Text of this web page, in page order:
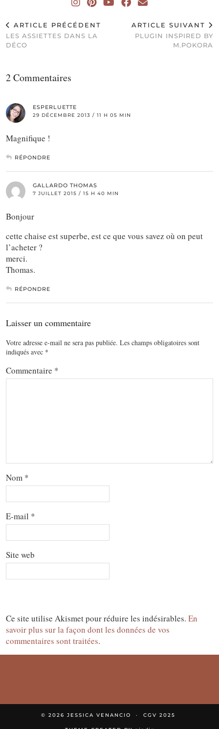
ARTICLE PRÉCÉDENT
LES ASSIETTES DANS LA
DÉCO
ARTICLE SUIVANT
PLUGIN INSPIRED BY
M.POKORA
2 Commentaires
ESPERLUETTE
29 DÉCEMBRE 2013 / 11 H 05 MIN
Magnifique !
RÉPONDRE
GALLARDO THOMAS
7 JUILLET 2015 / 15 H 40 MIN
Bonjour
cette chaise est superbe, est ce que vous savez où on peut
l’acheter ?
merci.
Thomas.
RÉPONDRE
Laisser un commentaire
Votre adresse e-mail ne sera pas publiée. Les champs obligatoires sont
indiqués avec *
Commentaire *
Nom *
E-mail *
Site web
Ce site utilise Akismet pour réduire les indésirables. En
savoir plus sur la façon dont les données de vos
commentaires sont traitées.
© 2026 JESSICA VENANCIO CGV 2025